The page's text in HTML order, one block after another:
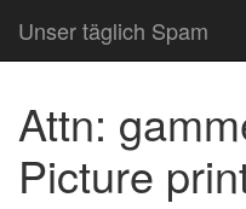
Unser täglich Spam
Attn:
Picture